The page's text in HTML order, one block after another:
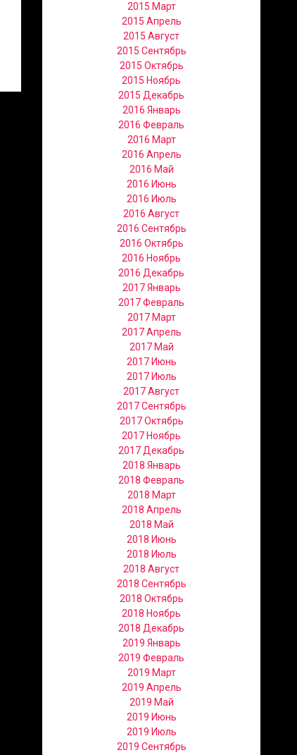
2015 Март
2015 Апрель
2015 Август
2015 Сентябрь
2015 Октябрь
2015 Ноябрь
2015 Декабрь
2016 Январь
2016 Февраль
2016 Март
2016 Апрель
2016 Май
2016 Июнь
2016 Июль
2016 Август
2016 Сентябрь
2016 Октябрь
2016 Ноябрь
2016 Декабрь
2017 Январь
2017 Февраль
2017 Март
2017 Апрель
2017 Май
2017 Июнь
2017 Июль
2017 Август
2017 Сентябрь
2017 Октябрь
2017 Ноябрь
2017 Декабрь
2018 Январь
2018 Февраль
2018 Март
2018 Апрель
2018 Май
2018 Июнь
2018 Июль
2018 Август
2018 Сентябрь
2018 Октябрь
2018 Ноябрь
2018 Декабрь
2019 Январь
2019 Февраль
2019 Март
2019 Апрель
2019 Май
2019 Июнь
2019 Июль
2019 Сентябрь